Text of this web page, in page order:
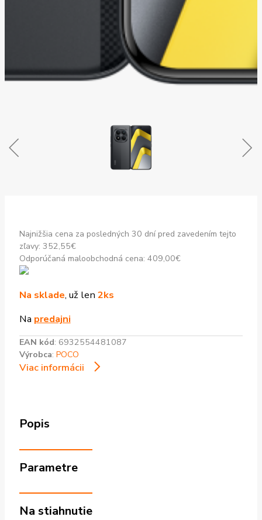
Najnižšia cena za posledných 30 dní pred zavedením tejto
zľavy: 352,55€
Odporúčaná maloobchodná cena: 409,00€
Na sklade, už len 2ks
Na predajni
EAN kód: 6932554481087
Výrobca: POCO
Viac informácii
Popis
Parametre
Na stiahnutie